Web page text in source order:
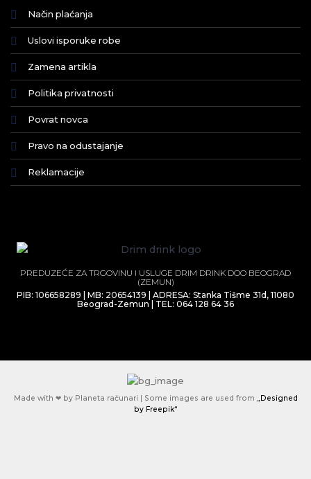
Način plaćanja
Uslovi isporuke robe
Zamena artikla
Politika privatnosti
Povrat novca
Pravo na odustajanje
Reklamacije
PREDUZEĆE ZA TRGOVINU I USLUGE DRIM DRINK DOO BEOGRAD
(ZEMUN)
PIB: 106658289 | MB: 20654139 | ADRESA: Stanka Tišme 31d, 11080
Beograd-Zemun | TEL: 064 128 64 36
Made with ❤ by Planeta računari | Some images are used from „Designed
by Freepik“